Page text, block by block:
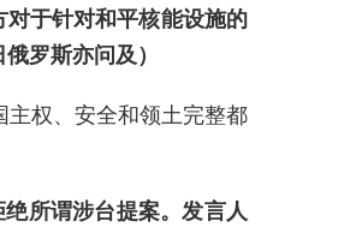
于针对和平核能设施的
罗斯亦问及）
权、安全和领土完整都
所谓涉台提案。发言人